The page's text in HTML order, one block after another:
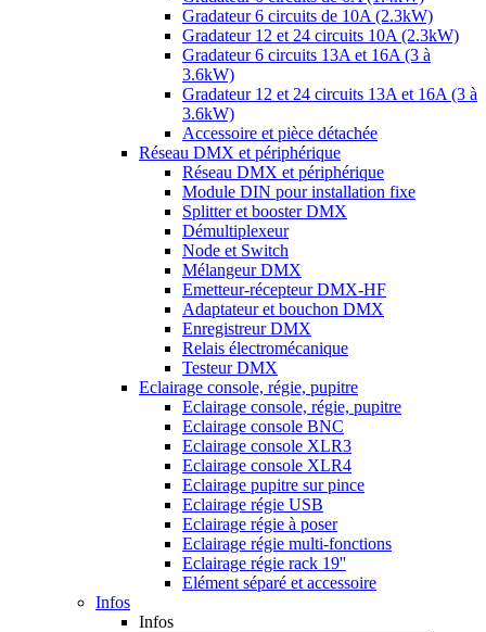
Gradateur 6 circuits de 10A (2.3kW)
Gradateur 12 et 24 circuits 10A (2.3kW)
Gradateur 6 circuits 13A et 16A (3 à
3.6kW)
Gradateur 12 et 24 circuits 13A et 16A (3 à
3.6kW)
Accessoire et pièce détachée
Réseau DMX et périphérique
Réseau DMX et périphérique
Module DIN pour installation fixe
Splitter et booster DMX
Démultiplexeur
Node et Switch
Mélangeur DMX
Emetteur-récepteur DMX-HF
Adaptateur et bouchon DMX
Enregistreur DMX
Relais électromécanique
Testeur DMX
Eclairage console, régie, pupitre
Eclairage console, régie, pupitre
Eclairage console BNC
Eclairage console XLR3
Eclairage console XLR4
Eclairage pupitre sur pince
Eclairage régie USB
Eclairage régie à poser
Eclairage régie multi-fonctions
Eclairage régie rack 19''
Elément séparé et accessoire
Infos
Infos